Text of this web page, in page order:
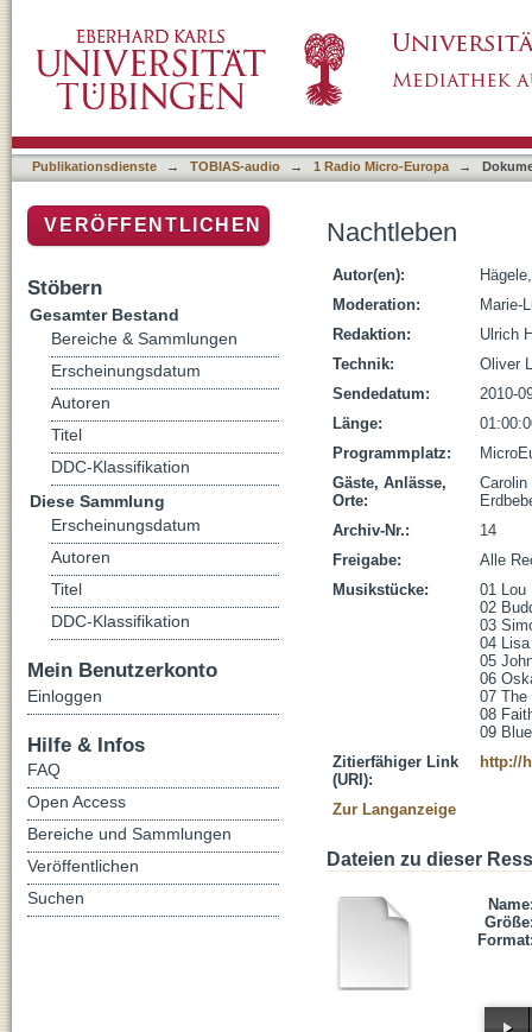
Publikationsdienste → TOBIAS-audio → 1 Radio Micro-Europa →
Nachtleben
Autor(en):
Moderation:
Marie-
Redaktion:
Ulrich
Technik:
Oliver
Sendedatum:
2010-
Länge:
Programmplatz:
Gäste, Anlässe,
Orte:
Archiv-Nr.:
14
Freigabe:
Alle
Musikstücke:
01 Lou
02
03
04
05
06
07 The
08
09
Zitierfähiger Link
(URI):
http://
Zur Langanzeige
Dateien zu dieser
VERÖFFENTLICHEN
Stöbern
Gesamter Bestand
Bereiche & Sammlungen
Erscheinungsdatum
Autoren
Titel
DDC-Klassifikation
Diese Sammlung
Erscheinungsdatum
Autoren
Titel
DDC-Klassifikation
Mein Benutzerkonto
Einloggen
Hilfe & Infos
FAQ
Open Access
Bereiche und Sammlungen
Veröffentlichen
Suchen